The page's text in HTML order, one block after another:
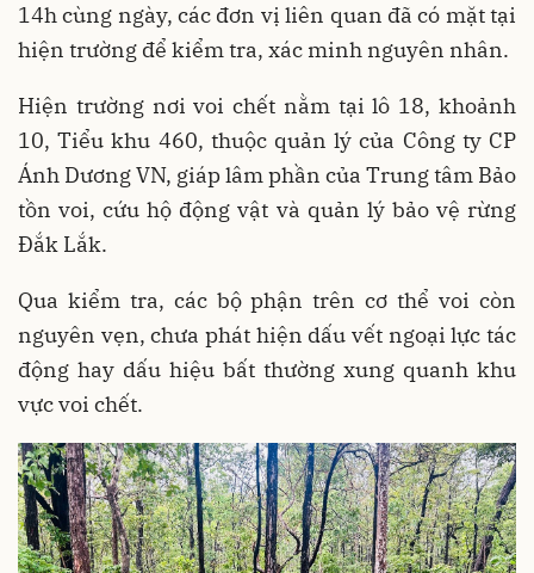
14h cùng ngày, các đơn vị liên quan đã có mặt tại
hiện trường để kiểm tra, xác minh nguyên nhân.
Hiện trường nơi voi chết nằm tại lô 18, khoảnh
10, Tiểu khu 460, thuộc quản lý của Công ty CP
Ánh Dương VN, giáp lâm phần của Trung tâm Bảo
tồn voi, cứu hộ động vật và quản lý bảo vệ rừng
Đắk Lắk.
Qua kiểm tra, các bộ phận trên cơ thể voi còn
nguyên vẹn, chưa phát hiện dấu vết ngoại lực tác
động hay dấu hiệu bất thường xung quanh khu
vực voi chết.